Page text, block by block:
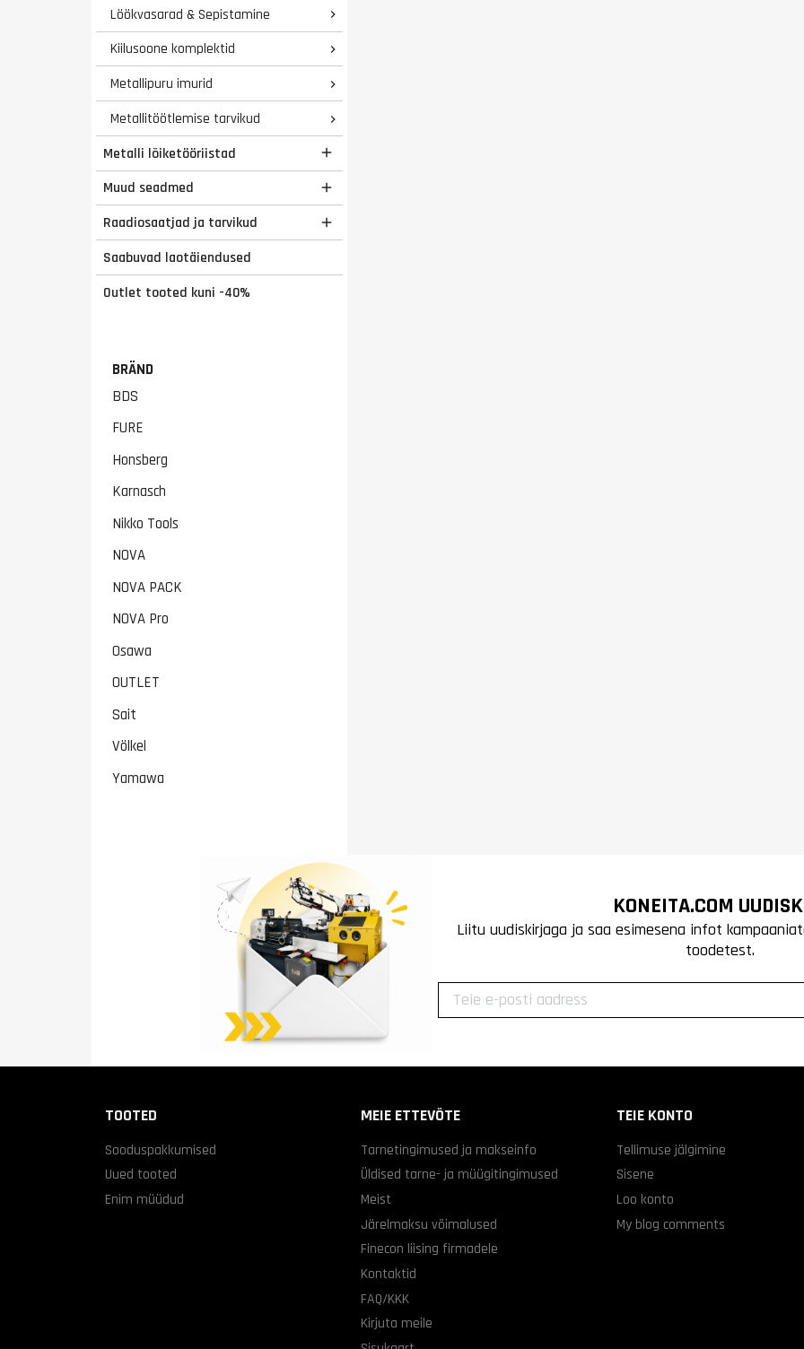
Löökvasarad & Sepistamine

Kiilusoone komplektid 
Metallipuru imurid 
Metallitöötlemise tarvikud 
Metalli lõiketööriistad 
Muud seadmed 
Raadiosaatjad ja tarvikud 
Saabuvad laotäiendused
Outlet tooted kuni -40%
BRÄND
BDS
FURE
Honsberg
Karnasch
Nikko Tools
NOVA
NOVA PACK
NOVA Pro
Osawa
OUTLET
Sait
Völkel
Yamawa
KONEITA.COM
Liitu uudiskirjaga ja saa esimesena infot
toodetest.
TOOTED
Sooduspakkumised
Uued tooted
Enim müüdud
MEIE ETTEVÕTE
Tarnetingimused ja makseinfo
Üldised tarne- ja müügitingimused
Meist
Järelmaksu võimalused
Finecon liising firmadele
Kontaktid
FAQ/KKK
Kirjuta meile
TEIE KONTO
Tellimuse jälgimine
Sisene
Loo konto
My blog comments